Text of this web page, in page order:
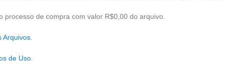
de compra com valor R$0,00 do arquivo.
Arquivos
de Uso